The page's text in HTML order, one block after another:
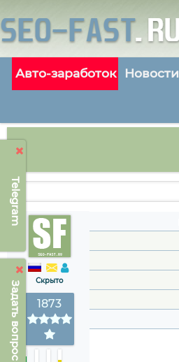
Telegram
Задать вопрос
Авто-заработок Новости
Скрыто
1873